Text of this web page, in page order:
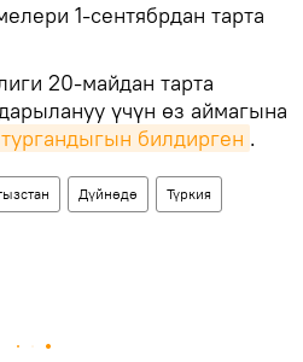
1-сентябрдан тарта
20-майдан тарта
үчүн өз аймагына
билдирген .
Дүйнөдө Түркия